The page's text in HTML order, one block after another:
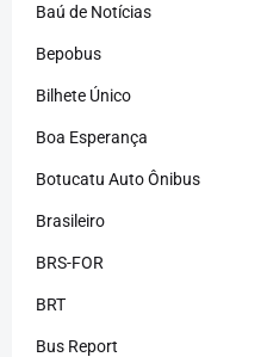
Baú de Notícias
Bepobus
Bilhete Único
Boa Esperança
Botucatu Auto Ônibus
Brasileiro
BRS-FOR
BRT
Bus Report